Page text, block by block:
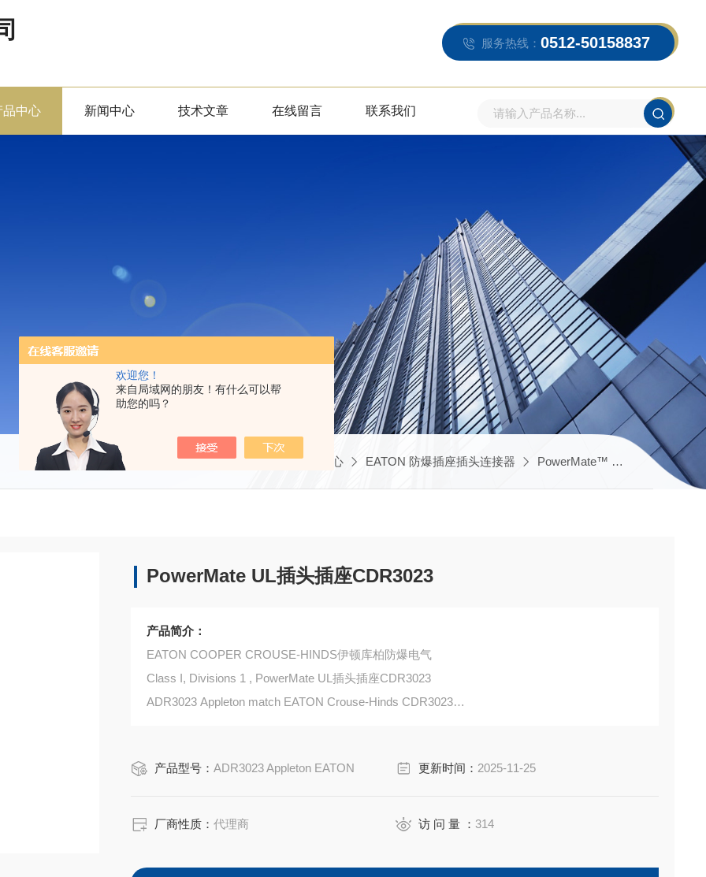
欢迎您！
来自局域网的朋友！有什么可以帮
助您的吗？
服务热线： 0512-50158837
品中心 新闻中心 技术文章 在线留言 联系我们
当前位置：首页 产品中心 EATON 防爆插座插头连接器 PowerMate™ UL插头插座
PowerMate UL插头插座CDR3023
产品简介：
EATON COOPER CROUSE-HINDS伊顿库柏防爆电气
Class I, Divisions 1 , PowerMate UL插头插座CDR3023
ADR3023 Appleton match EATON Crouse-Hinds CDR3023
产品型号：ADR3023 Appleton EATON 更新时间： 2025-11-25
厂商性质：代理商 访 问 量 ：314